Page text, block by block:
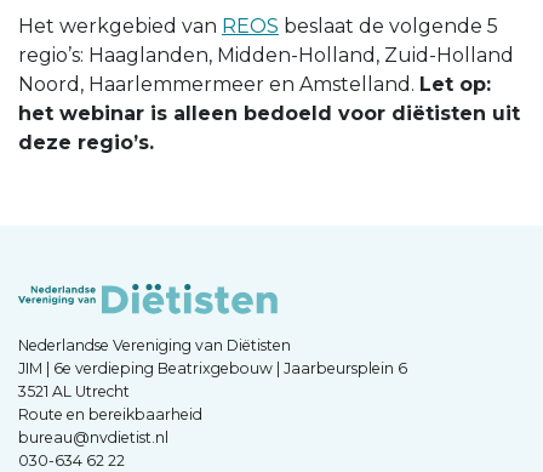
Het werkgebied van REOS beslaat de volgende 5
regio’s: Haaglanden, Midden-Holland, Zuid-Holland
Noord, Haarlemmermeer en Amstelland. Let op:
het webinar is alleen bedoeld voor diëtisten uit
deze regio’s.
Nederlandse Vereniging van Diëtisten
JIM | 6e verdieping Beatrixgebouw | Jaarbeursplein 6
3521 AL Utrecht
Route en bereikbaarheid
bureau@nvdietist.nl
030-634 62 22